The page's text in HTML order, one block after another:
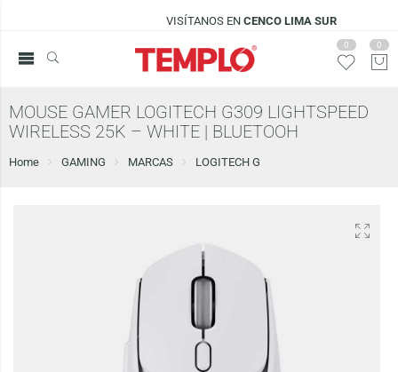
VISÍTANOS ENCENCO LIMA SUR
0 0
MOUSE GAMER LOGITECH G309 LIGHTSPEED
WIRELESS 25K – WHITE | BLUETOOH
Home GAMING MARCAS LOGITECH G